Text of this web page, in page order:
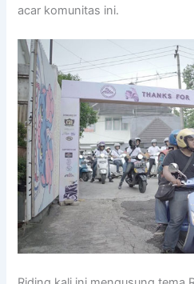
acar komunitas ini.